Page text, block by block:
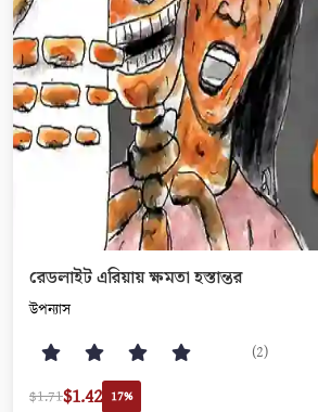
রেডলাইট এরিয়ায় ক্ষমতা হস্তান্তর
উপন্যাস
(2)
$1.71$1.42 17%